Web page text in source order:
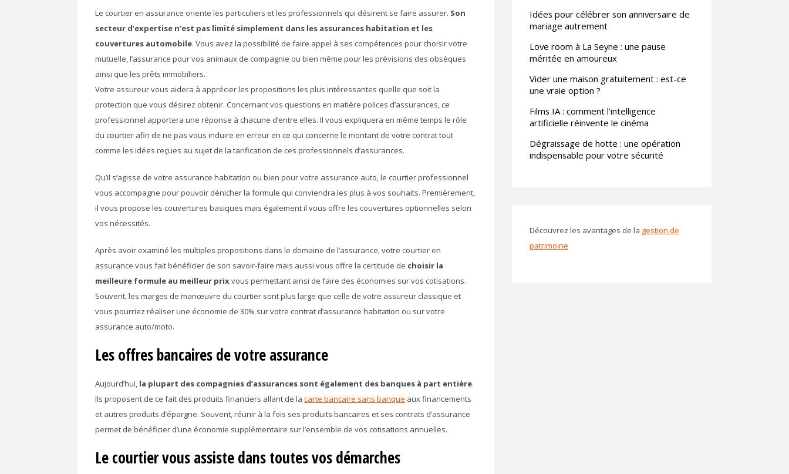
Le courtier en assurance oriente les particuliers et les professionnels qui désirent se faire assurer. Son
secteur d’expertise n’est pas limité simplement dans les assurances habitation et les
couvertures automobile. Vous avez la possibilité de faire appel à ses compétences pour choisir votre
mutuelle, l’assurance pour vos animaux de compagnie ou bien même pour les prévisions des obsèques
ainsi que les prêts immobiliers.
Votre assureur vous aidera à apprécier les propositions les plus intéressantes quelle que soit la
protection que vous désirez obtenir. Concernant vos questions en matière polices d’assurances, ce
professionnel apportera une réponse à chacune d’entre elles. Il vous expliquera en même temps le rôle
du courtier afin de ne pas vous induire en erreur en ce qui concerne le montant de votre contrat tout
comme les idées reçues au sujet de la tarification de ces professionnels d’assurances.
Qu’il s’agisse de votre assurance habitation ou bien pour votre assurance auto, le courtier professionnel
vous accompagne pour pouvoir dénicher la formule qui conviendra les plus à vos souhaits. Premièrement,
il vous propose les couvertures basiques mais également il vous offre les couvertures optionnelles selon
vos nécessités.
Après avoir examiné les multiples propositions dans le domaine de l’assurance, votre courtier en
assurance vous fait bénéficier de son savoir-faire mais aussi vous offre la certitude de choisir la
meilleure formule au meilleur prixvous permettant ainsi de faire des économies sur vos cotisations.
Souvent, les marges de manœuvre du courtier sont plus large que celle de votre assureur classique et
vous pourriez réaliser une économie de 30% sur votre contrat d’assurance habitation ou sur votre
assurance auto/moto.
Les offres bancaires de votre assurance
Aujourd’hui, la plupart des compagnies d’assurances sont également des banques à part entière.
Ils proposent de ce fait des produits financiers allant de la carte bancaire sans banque aux financements
et autres produits d’épargne. Souvent, réunir à la fois ses produits bancaires et ses contrats d’assurance
permet de bénéficier d’une économie supplémentaire sur l’ensemble de vos cotisations annuelles.
Le courtier vous assiste dans toutes vos démarches
Idées pour célébrer son anniversaire de
mariage autrement
Love room à La Seyne : une pause
méritée en amoureux
Vider une maison gratuitement : est-ce
une vraie option ?
Films IA : comment l’intelligence
artificielle réinvente le cinéma
Dégraissage de hotte : une opération
indispensable pour votre sécurité
Découvrez les avantages de la gestion de
patrimoine